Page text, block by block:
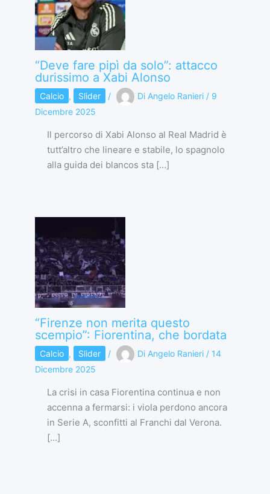
“Deve fare pipì da solo”: attacco
durissimo a Xabi Alonso
Calcio , Slider / Di Angelo Ranieri / 9
Dicembre 2025
Il percorso di Xabi Alonso al Real Madrid è
tutt’altro che lineare e stabile, lo spagnolo
alla guida dei blancos sta […]
“Firenze non merita questo
scempio”: Fiorentina, che bordata
Calcio , Slider / Di Angelo Ranieri / 14
Dicembre 2025
La crisi in casa Fiorentina continua e non
accenna a fermarsi: i viola perdono ancora
in Serie A, sconfitti al Franchi dal Verona.
[…]